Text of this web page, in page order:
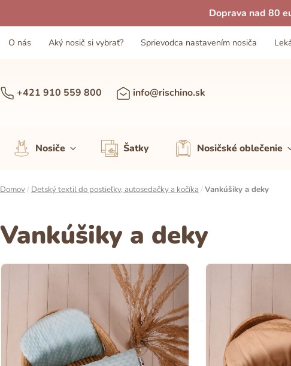
Doprava nad 80
O nás Aký nosič si vybrať? Sprievodca nastavením nosiča
+421 910 559 800 info@rischino.sk
Nosiče Šatky Nosičské oblečenie
Domov/ Detský textil do postieľky, autosedačky a kočíka /Vankúšiky a deky
Vankúšiky a deky